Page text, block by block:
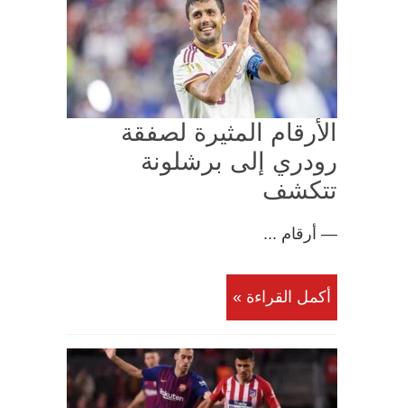
الأرقام المثيرة لصفقة
رودري إلى برشلونة
تتكشف
— أرقام ...
أكمل القراءة »